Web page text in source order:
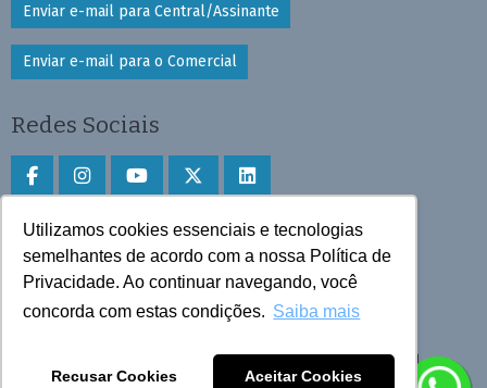
Utilizamos cookies essenciais e tecnologias
semelhantes de acordo com a nossa Política de
Privacidade. Ao continuar navegando, você
concorda com estas condições. Saiba mais
Recusar Cookies Aceitar Cookies
Enviar e-mail para Central/Assinante
Enviar e-mail para o Comercial
Redes Sociais
Faça download do aplicativo
Play Store e App Store
Todos os direitos reservados © 2025 Cruzeiro do Sul